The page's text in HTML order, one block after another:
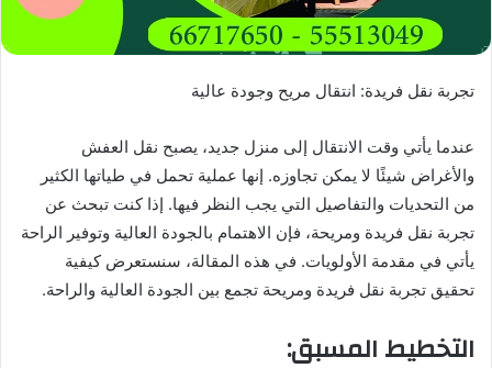
تجربة نقل فريدة: انتقال مريح وجودة عالية
عندما يأتي وقت الانتقال إلى منزل جديد، يصبح نقل العفش
والأغراض شيئًا لا يمكن تجاوزه. إنها عملية تحمل في طياتها الكثير
من التحديات والتفاصيل التي يجب النظر فيها. إذا كنت تبحث عن
تجربة نقل فريدة ومريحة، فإن الاهتمام بالجودة العالية وتوفير الراحة
يأتي في مقدمة الأولويات. في هذه المقالة، سنستعرض كيفية
تحقيق تجربة نقل فريدة ومريحة تجمع بين الجودة العالية والراحة.
التخطيط المسبق: